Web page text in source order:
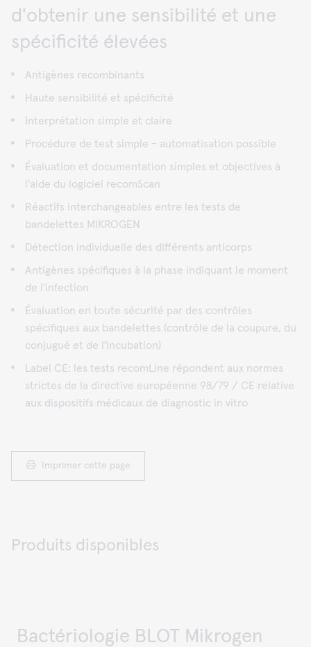
d'obtenir une sensibilité et une
spécificité élevées
Antigènes recombinants
Haute sensibilité et spécificité
Interprétation simple et claire
Procédure de test simple - automatisation possible
Évaluation et documentation simples et objectives à
l'aide du logiciel recomScan
Réactifs interchangeables entre les tests de
bandelettes MIKROGEN
Détection individuelle des différents anticorps
Antigènes spécifiques à la phase indiquant le moment
de l'infection
Évaluation en toute sécurité par des contrôles
spécifiques aux bandelettes (contrôle de la coupure, du
conjugué et de l'incubation)
Label CE: les tests recomLine répondent aux normes
strictes de la directive européenne 98/79 / CE relative
aux dispositifs médicaux de diagnostic in vitro
Imprimer cette page
Produits disponibles
Bactériologie BLOT Mikrogen